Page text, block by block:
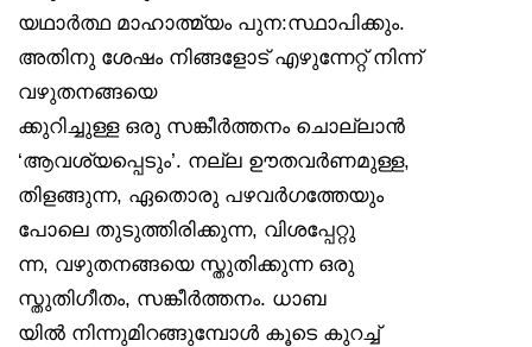
യഥാർത്ഥ മാഹാത്മ്യം പുന:സ്ഥാപിക്കും.
അതിനു ശേഷം നിങ്ങളോട് എഴുന്നേറ്റ് നിന്ന്
വഴുതനങ്ങയെ
ക്കുറിച്ചുള്ള ഒരു സങ്കീർത്തനം ചൊല്ലാൻ
‘ആവശ്യപ്പെടും’. നല്ല ഊതവർണമുള്ള,
തിളങ്ങുന്ന, ഏതൊരു പഴവർഗത്തേയും
പോലെ തുടുത്തിരിക്കുന്ന, വിശപ്പേറ്റു
ന്ന, വഴുതനങ്ങയെ സ്തുതിക്കുന്ന ഒരു
സ്തുതിഗീതം, സങ്കീർത്തനം. ധാബ
യിൽ നിന്നുമിറങ്ങുമ്പോൾ കൂടെ കുറച്ച്